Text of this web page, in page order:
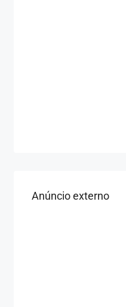
Anúncio externo